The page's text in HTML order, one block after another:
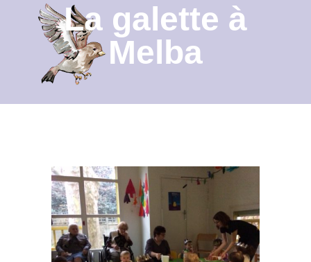
Présentation
Documents
Les menus à venir
Recrutement
La galette à
Melba